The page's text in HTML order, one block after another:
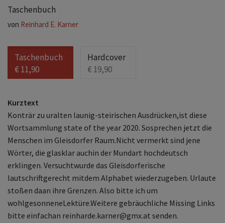
Taschenbuch
von Reinhard E. Karner
Taschenbuch
€ 11,90
Hardcover
€ 19,90
Kurztext
Konträr zu uralten launig-steirischen Ausdrücken,ist diese
Wortsammlung state of the year 2020. Sosprechen jetzt die
Menschen im Gleisdorfer Raum.Nicht vermerkt sind jene
Wörter, die glasklar auchin der Mundart hochdeutsch
erklingen. Versuchtwurde das Gleisdorferische
lautschriftgerecht mitdem Alphabet wiederzugeben. Urlaute
stoßen daan ihre Grenzen. Also bitte ich um
wohlgesonneneLektüre.Weitere gebräuchliche Missing Links
bitte einfachan reinharde.karner@gmx.at senden.